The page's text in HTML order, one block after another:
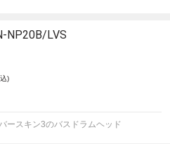
NP20B/LVS
)
ースキン3のバスドラムヘッド